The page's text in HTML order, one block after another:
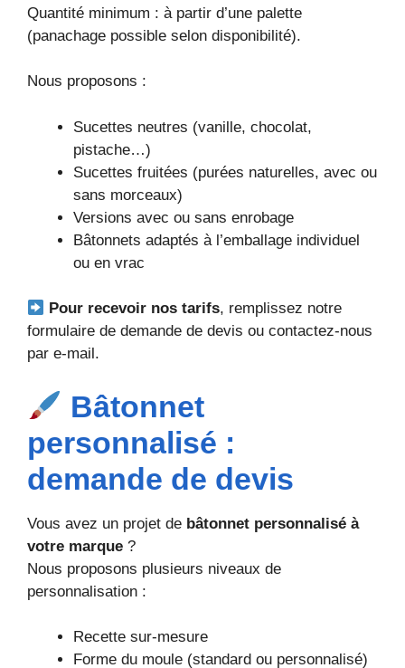
Quantité minimum : à partir d’une palette
(panachage possible selon disponibilité).
Nous proposons :
Sucettes neutres (vanille, chocolat,
pistache…)
Sucettes fruitées (purées naturelles, avec ou
sans morceaux)
Versions avec ou sans enrobage
Bâtonnets adaptés à l’emballage individuel
ou en vrac
Pour recevoir nos tarifs, remplissez notre
formulaire de demande de devis ou contactez-nous
par e-mail.
Bâtonnet
personnalisé :
demande de devis
Vous avez un projet de bâtonnet personnalisé à
votre marque ?
Nous proposons plusieurs niveaux de
personnalisation :
Recette sur-mesure
Forme du moule (standard ou personnalisé)